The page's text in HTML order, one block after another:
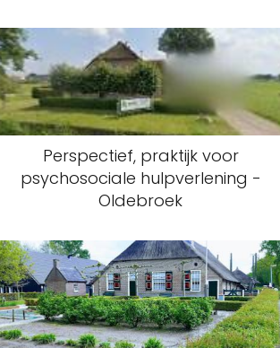
Perspectief, praktijk voor
psychosociale hulpverlening -
Oldebroek